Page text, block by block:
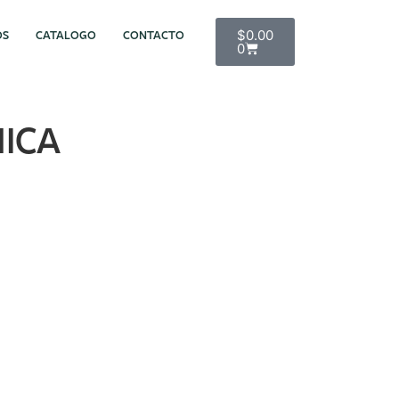
CATALOGO CONTACTO $0.00
0